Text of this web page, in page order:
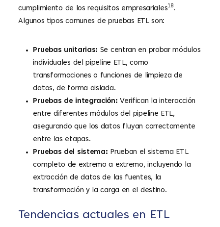
cumplimiento de los requisitos empresariales18.
Algunos tipos comunes de pruebas ETL son:
Pruebas unitarias: Se centran en probar módulos
individuales del pipeline ETL, como
transformaciones o funciones de limpieza de
datos, de forma aislada.
Pruebas de integración: Verifican la interacción
entre diferentes módulos del pipeline ETL,
asegurando que los datos fluyan correctamente
entre las etapas.
Pruebas del sistema: Prueban el sistema ETL
completo de extremo a extremo, incluyendo la
extracción de datos de las fuentes, la
transformación y la carga en el destino.
Tendencias actuales en ETL